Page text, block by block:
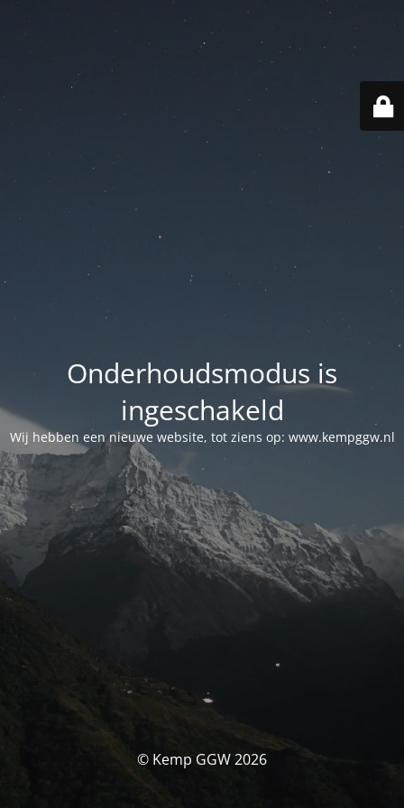
Onderhoudsmodus is
ingeschakeld
Wij hebben een nieuwe website, tot ziens op: www.kempggw.nl
© Kemp GGW 2026